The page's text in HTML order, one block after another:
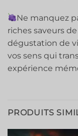
Ne manquez
riches saveurs
dégustation de
vos sens qui
expérience
PRODUITS